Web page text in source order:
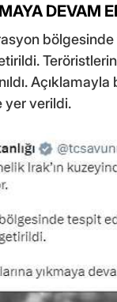
DEVAM
yer verildi.